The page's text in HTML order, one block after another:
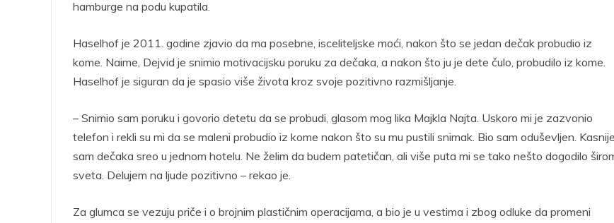
hamburge na podu kupatila.
Haselhof je 2011. godine zjavio da ma posebne, isceliteljske moći, nakon što se jedan dečak probudio iz
kome. Naime, Dejvid je snimio motivacijsku poruku za dečaka, a nakon što ju je dete čulo, probudilo iz kome.
Haselhof je siguran da je spasio više života kroz svoje pozitivno razmišljanje.
– Snimio sam poruku i govorio detetu da se probudi, glasom mog lika Majkla Najta. Uskoro mi je zazvonio
telefon i rekli su mi da se maleni probudio iz kome nakon što su mu pustili snimak. Bio sam oduševljen. Kasnije
sam dečaka sreo u jednom hotelu. Ne želim da budem patetičan, ali više puta mi se tako nešto dogodilo
sveta. Delujem na ljude pozitivno – rekao je.
Za glumca se vezuju priče i o brojnim plastičnim operacijama, a bio je u vestima i zbog odluke da promeni